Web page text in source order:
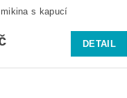
s kapucí
DETAIL